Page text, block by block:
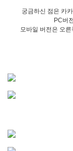
궁금하신 점은 카
PC버
모바일 버전은 오